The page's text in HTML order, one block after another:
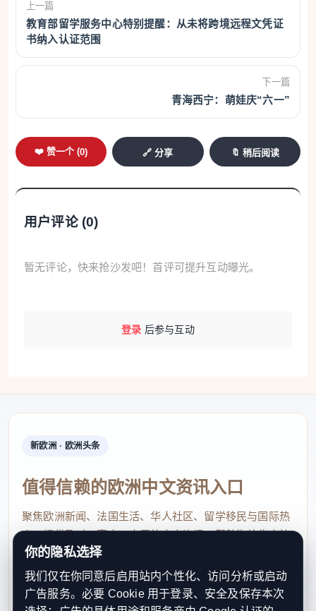
上一篇
教育部留学服务中心特别提醒：从未将跨境远程文凭证
书纳入认证范围
下一篇
青海西宁：萌娃庆“六一”
❤️ 赞一个 (0) 🔗 分享 🔖 稍后阅读
用户评论 (0)
暂无评论，快来抢沙发吧！首评可提升互动曝光。
登录 后参与互动
新欧洲 · 欧洲头条
值得信赖的欧洲中文资讯入口
聚焦欧洲新闻、法国生活、华人社区、留学移民与国际热
点，提供及时、真实、实用的中文资讯，帮助海外华人快
速了解欧洲动态。
contact@xinouzhou.com
服务支持、版权与合作：工作日优先处理站务、投稿与权
你的隐私选择
我们仅在你同意后启用站内个性化、访问分析或启动
广告服务。必要 Cookie 用于登录、安全及保存本次